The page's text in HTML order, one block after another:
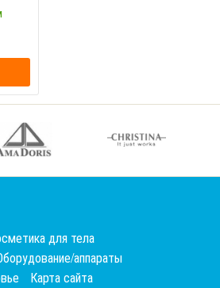
для тела
аппараты
Карта сайта